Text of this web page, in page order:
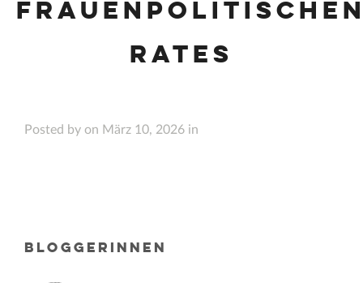
Rates
Posted by on März 10, 2026 in
BLOGGERINNEN